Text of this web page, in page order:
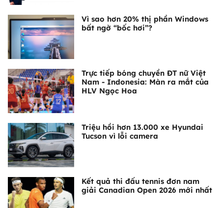
Vì sao hơn 20% thị phần Windows
bất ngờ “bốc hơi”?
Trực tiếp bóng chuyền ĐT nữ Việt
Nam - Indonesia: Màn ra mắt của
HLV Ngọc Hoa
Triệu hồi hơn 13.000 xe Hyundai
Tucson vì lỗi camera
Kết quả thi đấu tennis đơn nam
giải Canadian Open 2026 mới nhất